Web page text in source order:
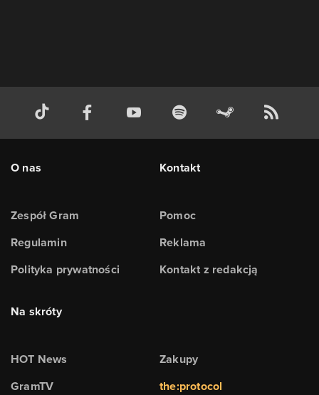
O nas
Zespół Gram
Regulamin
Polityka prywatności
Kontakt
Pomoc
Reklama
Kontakt z redakcją
Na skróty
HOT News
GramTV
Zakupy
the:protocol